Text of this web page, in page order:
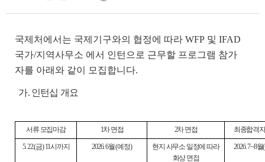
국제처에서는 국제기구와의 협정에 따라 WFP 및 IFAD
국가/지역사무소 에서 인턴으로 근무할 프로그램 참가
자를 아래와 같이 모집합니다.
가. 인턴십 개요
서류 모집마감 1차 면접 2차 면접 최종합격
5. 22.(금) 11시까지 2026. 6월 (예정)
현지 사무소 일정에 따라
화상 면접
2026. 7~8